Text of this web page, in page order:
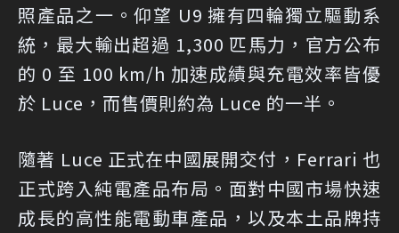
照產品之一。仰望 U9 擁有四輪獨立驅動系
統，最大輸出超過 1,300 匹馬力，官方公布
的 0 至 100 km/h 加速成績與充電效率皆優
於 Luce，而售價則約為 Luce 的一半。
隨著 Luce 正式在中國展開交付，Ferrari 也
正式跨入純電產品布局。面對中國市場快速
成長的高性能電動車產品，以及本土品牌持